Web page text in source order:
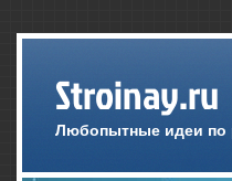
Stroinay.ru
Любопытные идеи по